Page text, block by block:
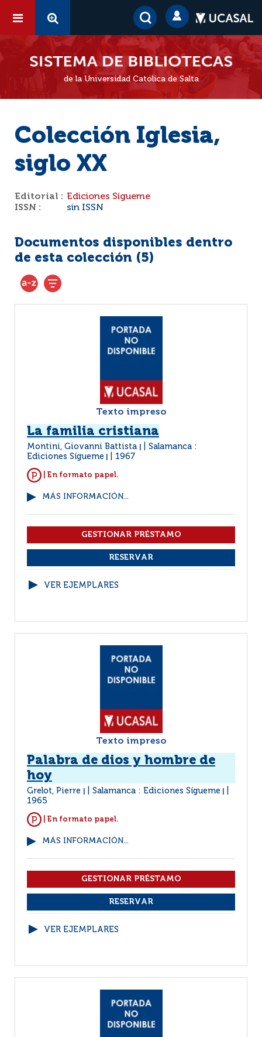
de la Universidad Católica de Salta
Colección Iglesia,
siglo XX
Editorial : Ediciones Sígueme
ISSN :
sin ISSN
Documentos disponibles dentro
de esta colección (5)
Texto impreso
La familia cristiana
Montini, Giovanni Battista
Salamanca :
Ediciones Sígueme
1967
| En formato papel.
MÁS INFORMACIÓN...
VER EJEMPLARES
Texto impreso
Palabra de dios y hombre de
hoy
Grelot, Pierre Salamanca : Ediciones Sígueme
1965
| En formato papel.
MÁS INFORMACIÓN...
VER EJEMPLARES